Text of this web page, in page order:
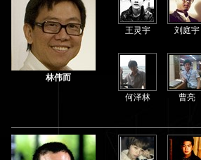
林伟而
王灵宇 刘庭宇
何泽林 曹亮